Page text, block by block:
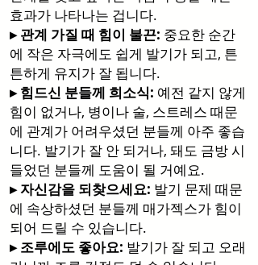
효과가 나타나는 겁니다.
▸ 관계 가질 때 힘이 불끈: 중요한 순간
에 작은 자극에도 쉽게 발기가 되고, 튼
튼하게 유지가 잘 됩니다.
▸ 힘드신 분들께 희소식: 예전 같지 않게
힘이 없거나, 병이나 술, 스트레스 때문
에 관계가 어려우셨던 분들께 아주 좋습
니다. 발기가 잘 안 되거나, 돼도 금방 시
들었던 분들께 도움이 될 거예요.
▸ 자신감을 되찾으세요: 발기 문제 때문
에 속상하셨던 분들께 매가젝스가 힘이
되어 드릴 수 있습니다.
▸ 조루에도 좋아요: 발기가 잘 되고 오래